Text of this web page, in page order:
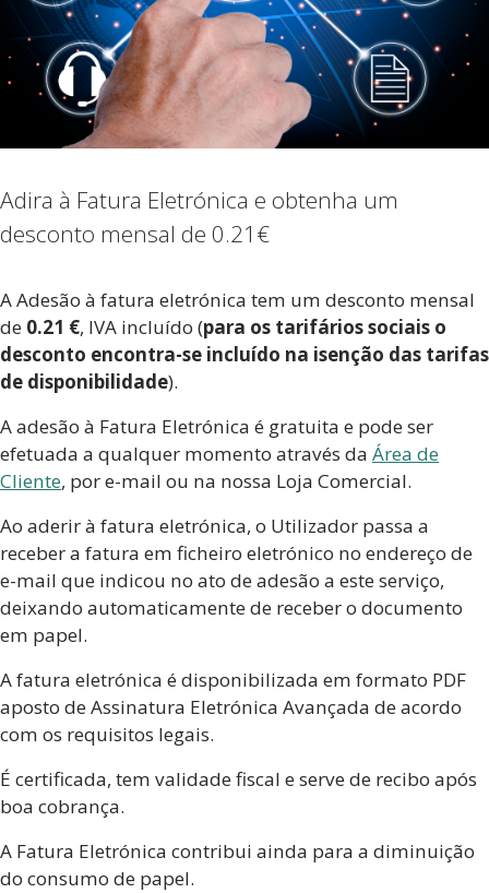
Adira à Fatura Eletrónica e obtenha um
desconto mensal de 0.21€
A Adesão à fatura eletrónica tem um desconto mensal
de 0.21 €, IVA incluído (para os tarifários sociais o
desconto encontra-se incluído na isenção das tarifas
de disponibilidade).
A adesão à Fatura Eletrónica é gratuita e pode ser
efetuada a qualquer momento através da Área de
Cliente, por e-mail ou na nossa Loja Comercial.
Ao aderir à fatura eletrónica, o Utilizador passa a
receber a fatura em ficheiro eletrónico no endereço de
e-mail que indicou no ato de adesão a este serviço,
deixando automaticamente de receber o documento
em papel.
A fatura eletrónica é disponibilizada em formato PDF
aposto de Assinatura Eletrónica Avançada de acordo
com os requisitos legais.
É certificada, tem validade fiscal e serve de recibo após
boa cobrança.
A Fatura Eletrónica contribui ainda para a diminuição
do consumo de papel.